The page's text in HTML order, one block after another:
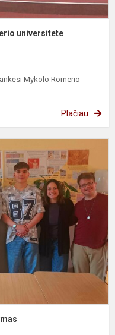
universitete
Mykolo Romerio
Plačiau